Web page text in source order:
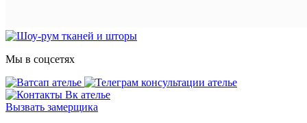
Мы в соцсетях
Вызвать замерщика